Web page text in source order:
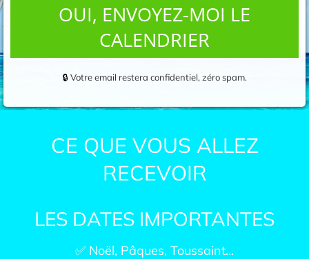
OUI, ENVOYEZ-MOI LE
CALENDRIER
🔒 Votre email restera confidentiel, zéro spam.
CE QUE VOUS ALLEZ
RECEVOIR
LES DATES IMPORTANTES
✅ Noël, Pâques, Toussaint...